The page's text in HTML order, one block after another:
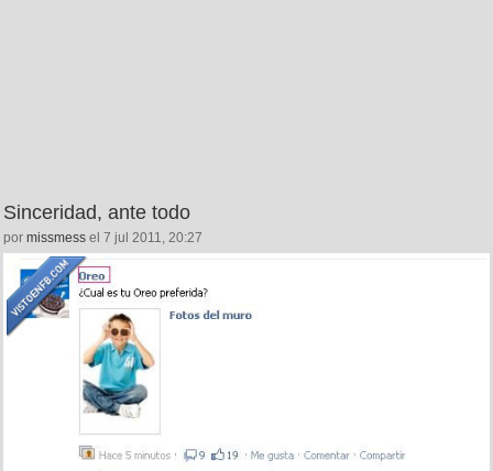
Sinceridad, ante todo
por missmess el 7 jul 2011, 20:27